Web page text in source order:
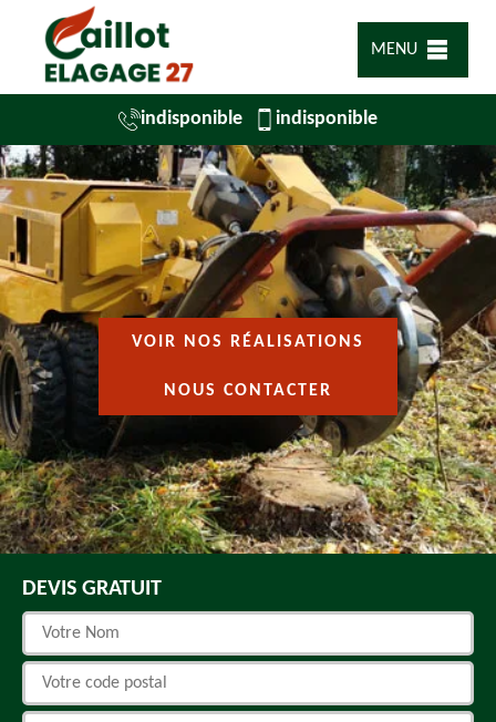
MENU
indisponible indisponible
VOIR NOS RÉALISATIONS
NOUS CONTACTER
DEVIS GRATUIT